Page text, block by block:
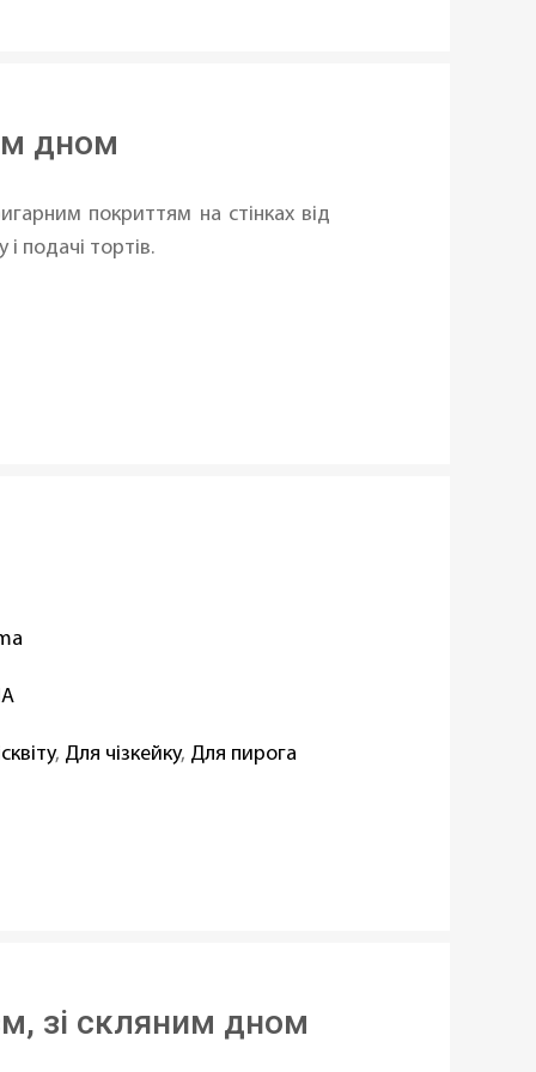
дном
покриттям на стінках від
подачі тортів.
, Для чізкейку, Для пирога
зі скляним дном